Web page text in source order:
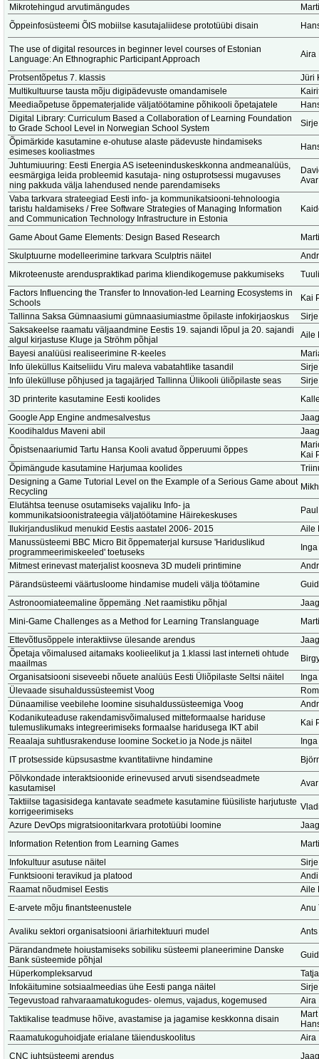
Mikrotehingud arvutimängudes
Õppeinfosüsteemi ÕIS mobiilse kasutajaliidese prototüübi disain
The use of digital resources in beginner level courses of Estonian
Language: An Ethnographic Participant Approach
Aira
Protsentõpetus 7. klassis
Jüri
Multikultuurse tausta mõju digipädevuste omandamisele
Meediaõpetuse õppematerjalide väljatöötamine põhikooli õpetajatele
Digital Library: Curriculum Based a Collaboration of Learning Foundation
to Grade School Level in Norwegian School System
Õpimärkide kasutamine e-ohutuse alaste pädevuste hindamiseks
esimeses kooliastmes
Juhtumiuuring: Eesti Energia AS iseteeninduskeskkonna andmeanalüüs,
eesmärgiga leida probleemid kasutaja- ning ostuprotsessi mugavuses
ning pakkuda välja lahendused nende parendamiseks
Vaba tarkvara strateegiad Eesti info- ja kommunikatsiooni-tehnoloogia
taristu haldamiseks / Free Software Strategies of Managing Information
and Communication Technology Infrastructure in Estonia
Game About Game Elements: Design Based Research
Skulptuurne modelleerimine tarkvara Sculptris näitel
Mikroteenuste arenduspraktikad parima kliendikogemuse pakkumiseks
Factors Influencing the Transfer to Innovation-led Learning Ecosystems in
Schools
Kai
Tallinna Saksa Gümnaasiumi gümnaasiumiastme õpilaste infokirjaoskus
Saksakeelse raamatu väljaandmine Eestis 19. sajandi lõpul ja 20. sajandi
algul kirjastuse Kluge ja Ströhm põhjal
Aile
Bayesi analüüsi realiseerimine R-keeles
Info üleküllus Kaitseliidu Viru maleva vabatahtlike tasandil
Info ülekülluse põhjused ja tagajärjed Tallinna Ülikooli üliõpilaste seas
3D printerite kasutamine Eesti koolides
Google App Engine andmesalvestus
Koodihaldus Maveni abil
Õpistsenaariumid Tartu Hansa Kooli avatud õpperuumi õppes
Kai
Õpimängude kasutamine Harjumaa koolides
Designing a Game Tutorial Level on the Example of a Serious Game about
Recycling
Elutähtsa teenuse osutamiseks vajaliku Info- ja
kommunikatsioonistrateegia väljatöötamine Häirekeskuses
Ilukirjanduslikud menukid Eestis aastatel 2006- 2015
Aile
Manussüsteemi BBC Micro Bit õppematerjal kursuse 'Hariduslikud
programmeerimiskeeled' toetuseks
Mitmest erinevast materjalist koosneva 3D mudeli printimine
Pärandsüsteemi väärtusloome hindamise mudeli välja töötamine
Astronoomiateemaline õppemäng .Net raamistiku põhjal
Mini-Game Challenges as a Method for Learning Translanguage
Ettevõtlusõppele interaktiivse ülesande arendus
Õpetaja võimalused aitamaks koolieelikut ja 1.klassi last interneti ohtude
maailmas
Organisatsiooni siseveebi nõuete analüüs Eesti Üliõpilaste Seltsi näitel
Ülevaade sisuhaldussüsteemist Voog
Dünaamilise veebilehe loomine sisuhaldussüsteemiga Voog
Kodanikuteaduse rakendamisvõimalused mitteformaalse hariduse
tulemuslikumaks integreerimiseks formaalse haridusega IKT abil
Kai
Reaalaja suhtlusrakenduse loomine Socket.io ja Node.js näitel
IT protsesside küpsusastme kvantitatiivne hindamine
Põlvkondade interaktsioonide erinevused arvuti sisendseadmete
kasutamisel
Taktiilse tagasisidega kantavate seadmete kasutamine füüsiliste harjutuste
korrigeerimiseks
Azure DevOps migratsioonitarkvara prototüübi loomine
Information Retention from Learning Games
Infokultuur asutuse näitel
Funktsiooni teravikud ja platood
Raamat nõudmisel Eestis
Aile
E-arvete mõju finantsteenustele
Anu
Avaliku sektori organisatsiooni äriarhitektuuri mudel
Pärandandmete hoiustamiseks sobiliku süsteemi planeerimine Danske
Bank süsteemide põhjal
Hüperkompleksarvud
Infokäitumine sotsiaalmeedias ühe Eesti panga näitel
Tegevustoad rahvaraamatukogudes- olemus, vajadus, kogemused
Aira
Taktikalise teadmuse hõive, avastamise ja jagamise keskkonna disain
Raamatukoguhoidjate erialane täienduskoolitus
Aira
CNC juhtsüsteemi arendus